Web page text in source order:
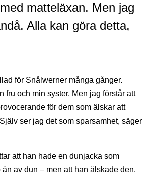
matteläxan. Men jag
Alla kan göra detta,
för Snålwerner många gånger.
fru och min syster. Men jag förstår att
för dem som älskar att
ser jag det som sparsamhet, säger
att han hade en dunjacka som
än av dun – men att han älskade den.